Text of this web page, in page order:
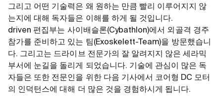
그리고 어떤 기술력은 왜 원하는 만큼 빨리 이루어지지 않
는지에 대해 독자들은 이해를 하게 될 것입니다.
driven 편집부는 사이배슬론(Cybathlon)에서 외골격 경주
참가를 준비하고 있는 팀(Exoskelett-Team)을 방문했습니
다. 그리고는 드라이브 전문가의 잘 알려지지 않은 세라믹
부서에 눈길을 돌리게 되었습니다. 기술에 관심이 많은 독
자들은 또한 전문인을 위한 다음 기사에서 코어형 DC 모터
의 인덕턴스에 대해 더 많은 것을 경험하시게 됩니다.